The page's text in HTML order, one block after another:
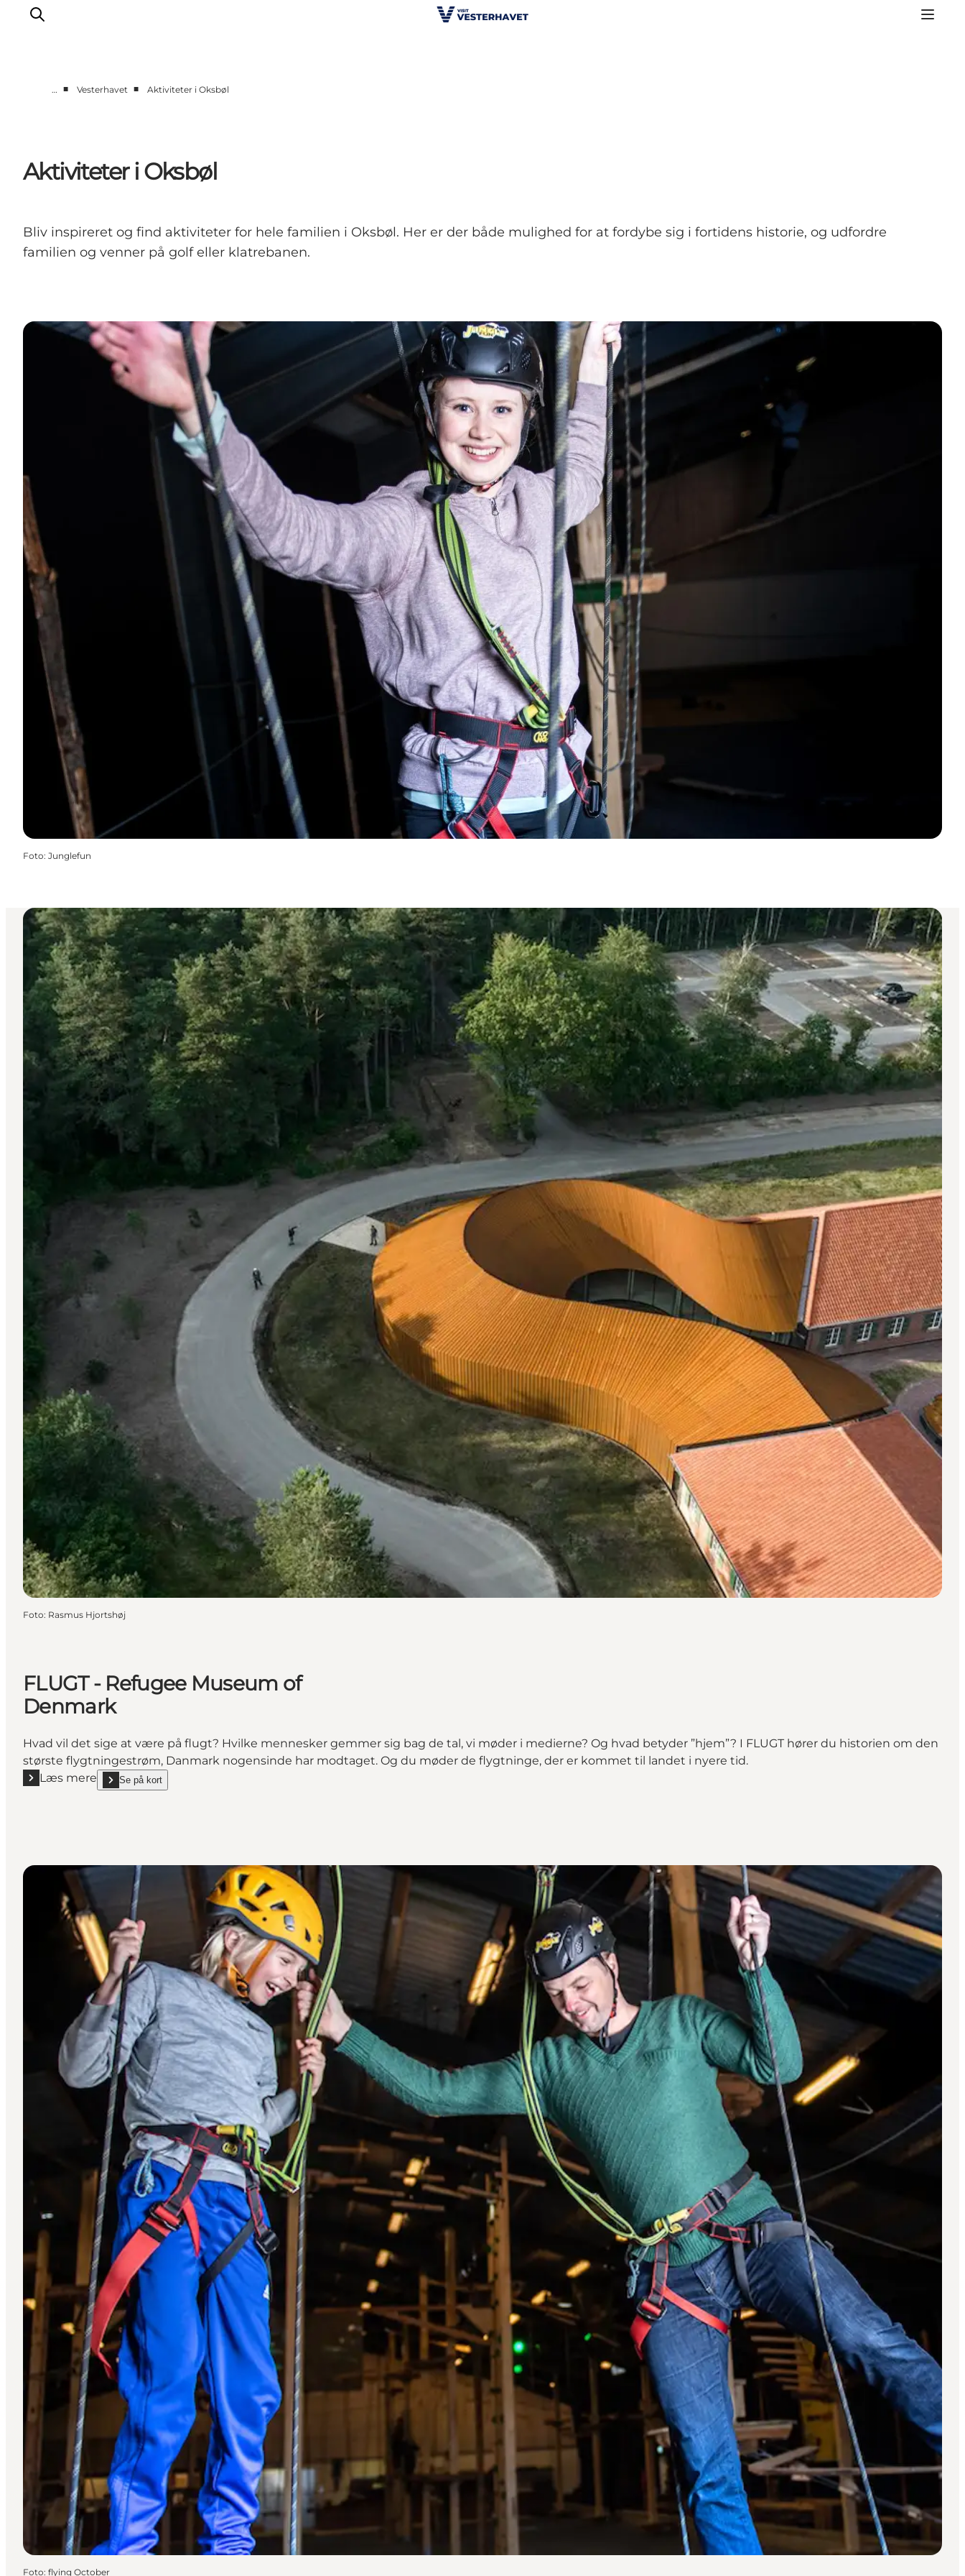
Vores Byer
Mad & Overnatning
Planlæg din ferie
… ■ Vesterhavet ■ Aktiviteter i Oksbøl
Aktiviteter i Oksbøl
Bliv inspireret og find aktiviteter for hele familien i Oksbøl. Her er der både mulighed for at fordybe sig i fortidens historie, og udfordre
familien og venner på golf eller klatrebanen.
Foto: Junglefun
Foto: Rasmus Hjortshøj
FLUGT - Refugee Museum of
Denmark
Hvad vil det sige at være på flugt? Hvilke mennesker gemmer sig bag de tal, vi møder i medierne? Og hvad betyder ”hjem”? I FLUGT hører du historien om den
største flygtningestrøm, Danmark nogensinde har modtaget. Og du møder de flygtninge, der er kommet til landet i nyere tid.
Læs mere
Læs mere "FLUGT - Refugee Museum of Denmark"
Se på kort
show FLUGT - Refugee Museum of Denmark on_map
Foto: flying October